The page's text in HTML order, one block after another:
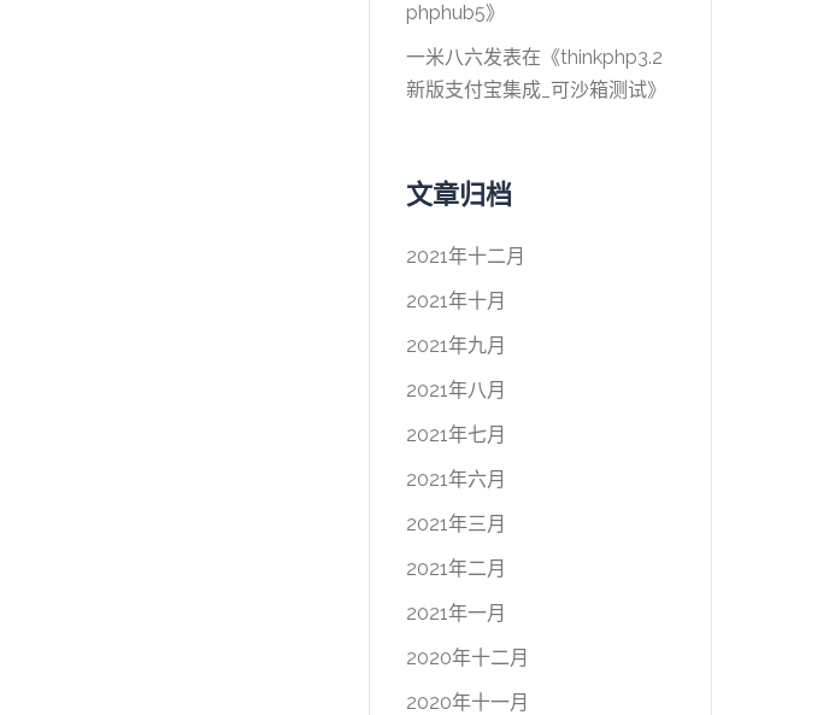
phphub5》
一米八六发表在《thinkphp3.2
新版支付宝集成_可沙箱测试》
文章归档
2021年十二月
2021年十月
2021年九月
2021年八月
2021年七月
2021年六月
2021年三月
2021年二月
2021年一月
2020年十二月
2020年十一月